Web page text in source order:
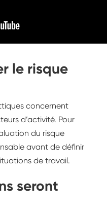
le risque
concernent
d’activité. Pour
du risque
avant de définir
de travail.
seront